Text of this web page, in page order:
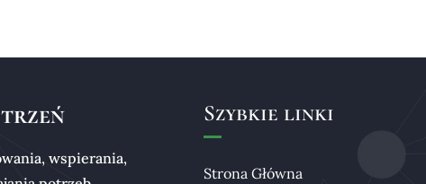
wspierania,
Szybkie linki
Strona Główna